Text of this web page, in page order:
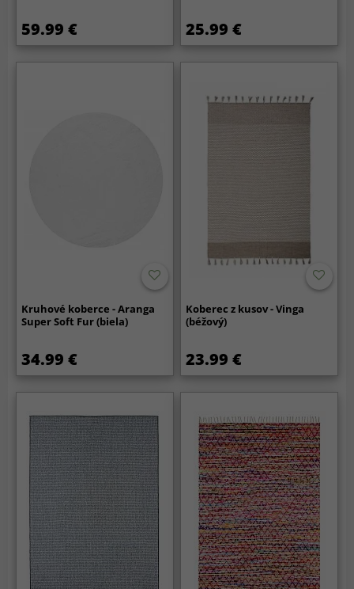
59.99 € 25.99 €
Kruhové koberce - Aranga
Super Soft Fur (biela)
34.99 €
Koberec z kusov - Vinga
(béžový)
23.99 €